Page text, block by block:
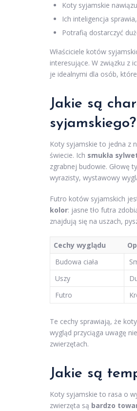
Koty syjamskie
Ich inteligencja
Potrafią dostarczyć
Właściciele kotów
interesujące. W związku z
je idealnymi dla osób,
Jakie są
syjamskiego?
Koty syjamskie to jedna z
świecie. Ich smukła
zgrabnej budowie. Głowę
wyrazisty, wystawowy
Futro kotów syjamskich
kolor: jasne tło futra
znajdują się na uszach,
Cechy wyglądu
Budowa ciała
Uszy
Futro
Te cechy sprawiają, że
wygląd przyciąga uwagę
zwierzętach.
Jakie są
Koty syjamskie to rasa o
zwierzęta są bardzo